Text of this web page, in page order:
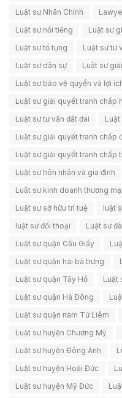
Luật sư Nhân Chính
Luật sư nổi tiếng
Luật sư
Luật sư tố tụng
Luật sư tư
Luật sư dân sự
Luật sư
Luật sư bảo vệ quyền và lợi
Luật sư giải quyết tranh chấp
Luật sư tư vấn đất đai
Luật
Luật sư giải quyết tranh chấp
Luật sư giải quyết tranh chấp
Luật sư hôn nhân và gia đình
Luật sư kinh doanh thương mại
Luật sư sở hữu trí tuệ
luật
luật sư đối thoại
Luật sư
Luật sư quận Cầu Giấy
Luật sư quận hai bà trưng
Luật sư quận Tây Hồ
Luật
Luật sư quận Hà Đông
Luật sư quận nam Từ Liêm
Luật sư huyện Chương Mỹ
Luật sư huyện Đông Anh
Luật sư huyện Hoài Đức
Luật sư huyện Mỹ Đức